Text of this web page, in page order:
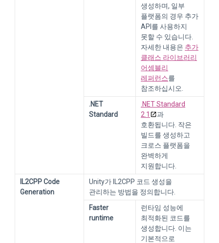
생성하며, 일부
플랫폼의 경우 추가
API를 사용하지
못할 수 있습니다.
자세한 내용은 추가
클래스 라이브러리
어셈블리
레퍼런스를
참조하십시오.
.NET
Standard
.NET Standard
2.1
과
호환됩니다. 작은
빌드를 생성하고
크로스 플랫폼을
완벽하게
지원합니다.
IL2CPP Code
Generation
Unity가 IL2CPP 코드 생성을
관리하는 방법을 정의합니다.
Faster
runtime
런타임 성능에
최적화된 코드를
생성합니다. 이는
기본적으로